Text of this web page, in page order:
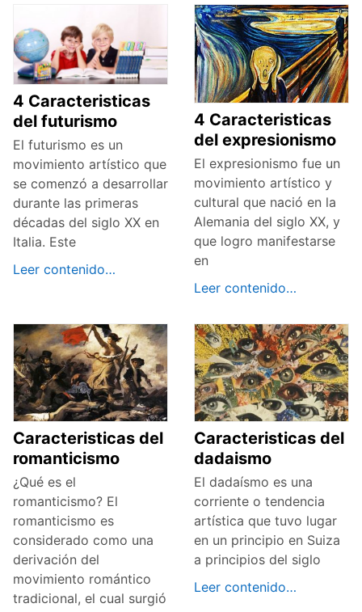
4 Caracteristicas
del futurismo
El futurismo es un
movimiento artístico que
se comenzó a desarrollar
durante las primeras
décadas del siglo XX en
Italia. Este
Leer contenido…
4 Caracteristicas
del expresionismo
El expresionismo fue un
movimiento artístico y
cultural que nació en la
Alemania del siglo XX, y
que logro manifestarse
en
Leer contenido…
Caracteristicas del
romanticismo
¿Qué es el
romanticismo? El
romanticismo es
considerado como una
derivación del
movimiento romántico
tradicional, el cual surgió
Caracteristicas del
dadaismo
El dadaísmo es una
corriente o tendencia
artística que tuvo lugar
en un principio en Suiza
a principios del siglo
Leer contenido…